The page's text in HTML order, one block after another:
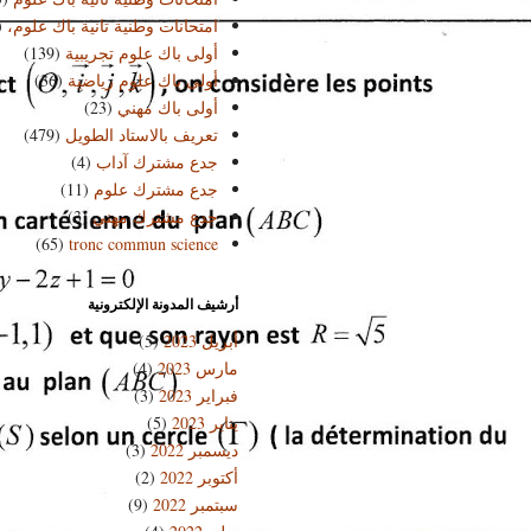
امتحانات وطنية تانية باك علوم،
أولى باك علوم تجريبية (139)
أولى باك علوم رياضية (36)
أولى باك مهني (23)
تعريف بالاستاد الطويل (479)
جدع مشترك آداب (4)
جدع مشترك علوم (11)
جدع مشترك مهني (3)
tronc commun science
(65)
أرشيف المدونة الإلكترونية
أبريل 2023
(5)
مارس 2023
(4)
فبراير 2023
(3)
يناير 2023
(5)
ديسمبر 2022
(3)
أكتوبر 2022
(2)
سبتمبر 2022
(9)